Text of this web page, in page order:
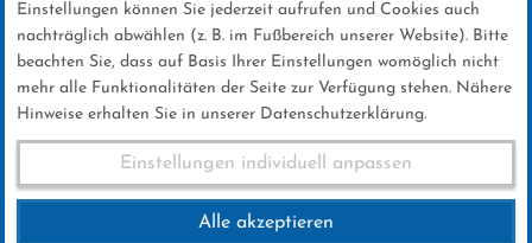
News
FIS Skisprung Weltcup Nizhny
Tagil 01.12.2018
Einstellungen können Sie jederzeit aufrufen und Cookies auch
nachträglich abwählen (z. B. im Fußbereich unserer Website). Bitte
beachten Sie, dass auf Basis Ihrer Einstellungen womöglich nicht
mehr alle Funktionalitäten der Seite zur Verfügung stehen. Nähere
Hinweise erhalten Sie in unserer Datenschutzerklärung.
Einstellungen individuell anpassen
Alle akzeptieren